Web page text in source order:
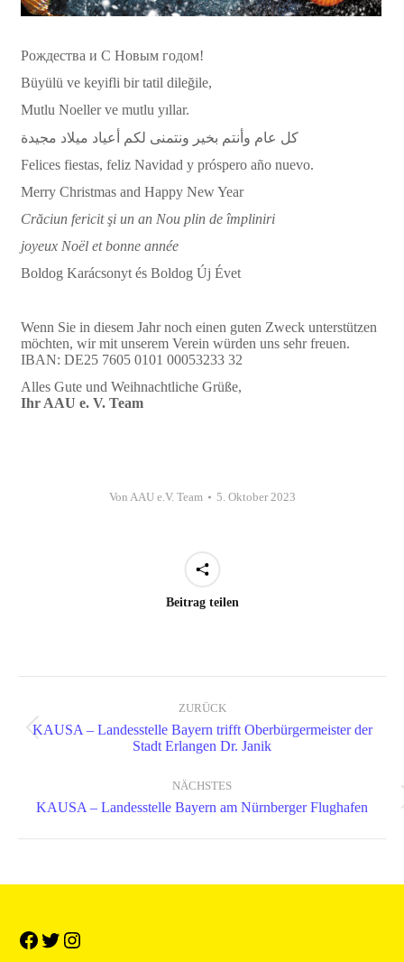
Рождества и С Новым годом!
Büyülü ve keyifli bir tatil dileğile,
Mutlu Noeller ve mutlu yıllar.
كل عام وأنتم بخير ونتمنى لكم أعياد ميلاد مجيدة
Felices fiestas, feliz Navidad y próspero año nuevo.
Merry Christmas and Happy New Year
Crăciun fericit şi un an Nou plin de împliniri
joyeux Noël et bonne année
Boldog Karácsonyt és Boldog Új Évet
Wenn Sie in diesem Jahr noch einen guten Zweck unterstützen
möchten, wir mit unserem Verein würden uns sehr freuen.
IBAN: DE25 7605 0101 00053233 32
Alles Gute und Weihnachtliche Grüße,
Ihr AAU e. V. Team
Von AAU e.V. Team 5. Oktober 2023
Beitrag teilen
ZURÜCK
Vorheriger
Beitrag:
KAUSA – Landesstelle Bayern trifft Oberbürgermeister der
Stadt Erlangen Dr. Janik
NÄCHSTES
Nächster
KAUSA – Landesstelle Bayern am Nürnberger Flughafen